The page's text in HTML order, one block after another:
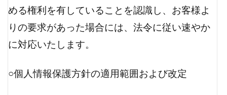
める権利を有していることを認識し、お客様よ
りの要求があった場合には、法令に従い速やか
に対応いたします。
○個人情報保護方針の適用範囲および改定